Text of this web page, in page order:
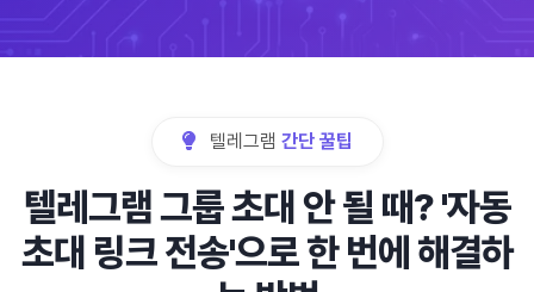
텔레그램 간단 꿀팁
텔레그램 그룹 초대 안 될 때? '자동
초대 링크 전송'으로 한 번에 해결하